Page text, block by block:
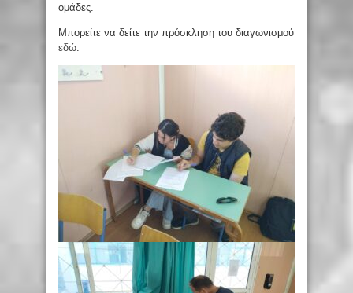
ομάδες.
Μπορείτε να δείτε την πρόσκληση του διαγωνισμού
εδώ.